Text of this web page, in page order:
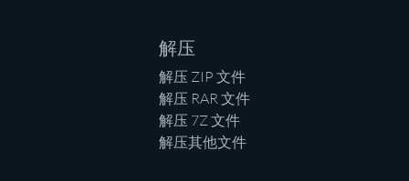
解压
解压 ZIP 文件
解压 RAR 文件
解压 7Z 文件
解压其他文件